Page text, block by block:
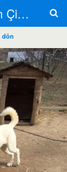
Eskişehir Akbaş Üretim Çiftliği
dön